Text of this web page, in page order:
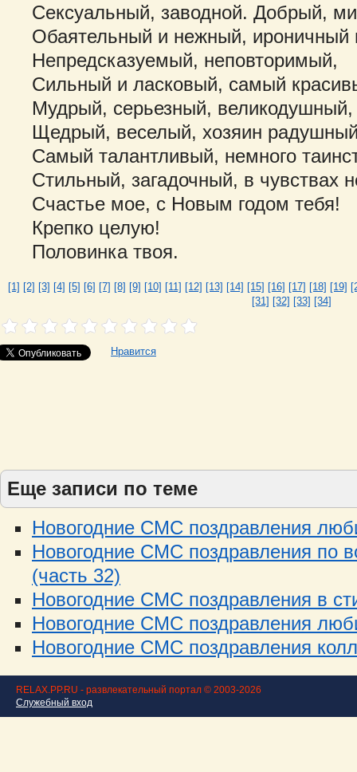
Сексуальный, заводной. Добрый,
Обаятельный и нежный, ироничный
Непредсказуемый, неповторимый,
Сильный и ласковый, самый
Мудрый, серьезный, великодушный,
Щедрый, веселый, хозяин
Самый талантливый, немного
Стильный, загадочный, в чувствах
Счастье мое, с Новым годом тебя!
Крепко целую!
Половинка твоя.
[1] [2] [3] [4] [5] [6] [7] [8] [9] [10] [11] [12] [13] [14] [15] [16] [17] [18] [19]
[31] [32] [33] [34]
Нравится
Еще записи по теме
Новогодние СМС поздравления
Новогодние СМС поздравления по
(часть 32)
Новогодние СМС поздравления в
Новогодние СМС поздравления
Новогодние СМС поздравления
RELAX.PP.RU - развлекательный портал © 2003-2026
Служебный вход